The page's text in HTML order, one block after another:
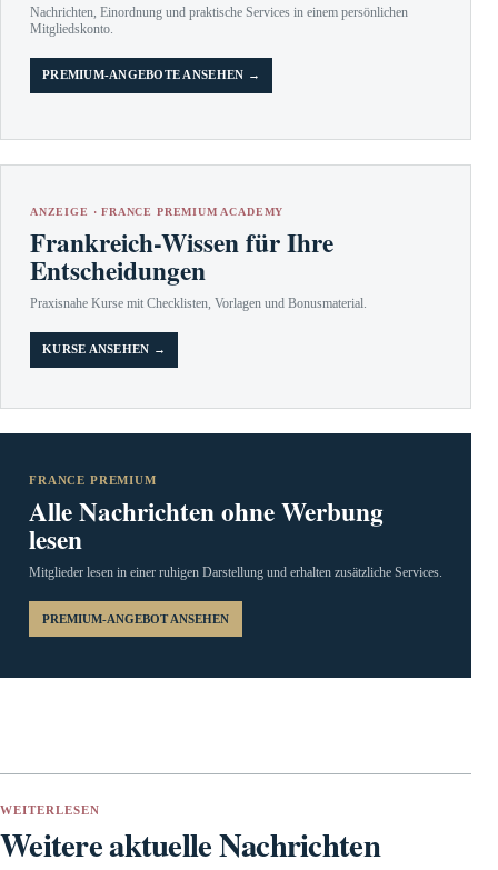
Nachrichten, Einordnung und praktische Services in einem persönlichen
Mitgliedskonto.
PREMIUM-ANGEBOTE ANSEHEN →
ANZEIGE · FRANCE PREMIUM ACADEMY
Frankreich-Wissen für Ihre
Entscheidungen
Praxisnahe Kurse mit Checklisten, Vorlagen und Bonusmaterial.
KURSE ANSEHEN →
FRANCE PREMIUM
Alle Nachrichten ohne Werbung
lesen
Mitglieder lesen in einer ruhigen Darstellung und erhalten zusätzliche Services.
PREMIUM-ANGEBOT ANSEHEN
WEITERLESEN
Weitere aktuelle Nachrichten